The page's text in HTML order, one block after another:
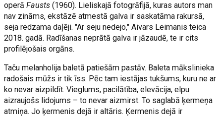
operāFausts (1960). Lieliskajā fotogrāfijā, kuras autors man
nav zināms, ekstāzē atmestā galva ir saskatāma rakursā,
seja redzama daļēji. "Ar seju nedejo," Aivars Leimanis teica
2018. gadā. Radīšanas neprātā galva ir jāzaudē, te ir cits
profilējošais orgāns.
Taču melanholija baletā patiešām pastāv. Baleta mākslinieka
radošais mūžs ir tik īss. Pēc tam iestājas tukšums, kuru ne ar
ko nevar aizpildīt. Vieglums, pacilātība, elevācija, elpu
aizraujošs lidojums – to nevar aizmirst. To saglabā ķermeņa
atmiņa. Jo ķermenis dejā ir altāris. Ķermenis dejā ir